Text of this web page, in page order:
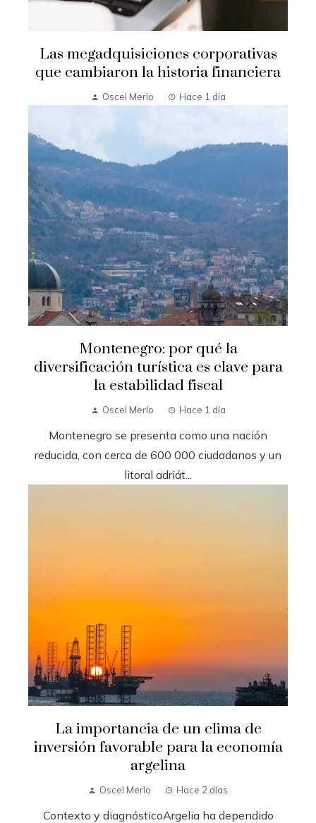
Las megadquisiciones corporativas
que cambiaron la historia financiera
Oscel Merlo Hace 1 día
Montenegro: por qué la
diversificación turística es clave para
la estabilidad fiscal
Oscel Merlo Hace 1 día
Montenegro se presenta como una nación
reducida, con cerca de 600 000 ciudadanos y un
litoral adriát...
La importancia de un clima de
inversión favorable para la economía
argelina
Oscel Merlo Hace 2 días
Contexto y diagnósticoArgelia ha dependido